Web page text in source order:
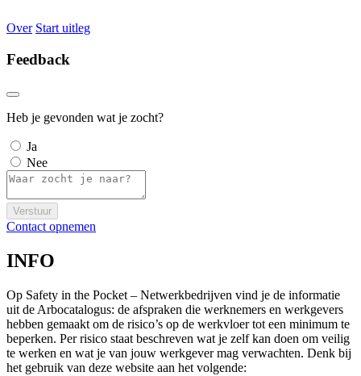
Over Start uitleg
Feedback
Heb je gevonden wat je zocht?
Ja
Nee
Verstuur
Contact opnemen
INFO
Op Safety in the Pocket – Netwerkbedrijven vind je de informatie
uit de Arbocatalogus: de afspraken die werknemers en werkgevers
hebben gemaakt om de risico’s op de werkvloer tot een minimum te
beperken. Per risico staat beschreven wat je zelf kan doen om veilig
te werken en wat je van jouw werkgever mag verwachten. Denk bij
het gebruik van deze website aan het volgende: